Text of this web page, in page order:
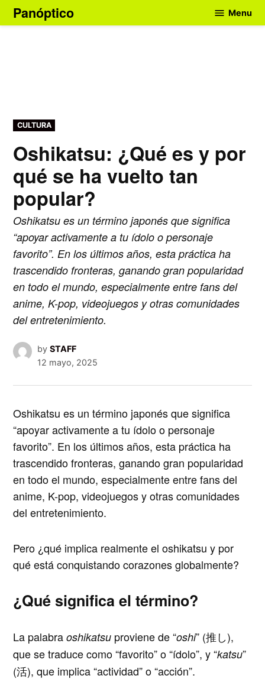
Skip
to
Panóptico Menu
POSTED
IN
CULTURA
Oshikatsu: ¿Qué es y por
qué se ha vuelto tan
popular?
Oshikatsu es un término japonés que significa
“apoyar activamente a tu ídolo o personaje
favorito”. En los últimos años, esta práctica ha
trascendido fronteras, ganando gran popularidad
en todo el mundo, especialmente entre fans del
anime, K-pop, videojuegos y otras comunidades
del entretenimiento.
by STAFF
12 mayo, 2025
Oshikatsu es un término japonés que significa
“apoyar activamente a tu ídolo o personaje
favorito”. En los últimos años, esta práctica ha
trascendido fronteras, ganando gran popularidad
en todo el mundo, especialmente entre fans del
anime, K-pop, videojuegos y otras comunidades
del entretenimiento.
Pero ¿qué implica realmente eloshikatsuy por
qué está conquistando corazones globalmente?
¿Qué significa el término?
La palabraoshikatsu proviene de “oshi” (推し),
que se traduce como “favorito” o “ídolo”, y “katsu”
(活), que implica “actividad” o “acción”.